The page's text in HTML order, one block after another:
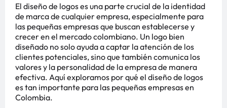
El diseño de logos es una parte crucial de la identidad
de marca de cualquier empresa, especialmente para
las pequeñas empresas que buscan establecerse y
crecer en el mercado colombiano. Un logo bien
diseñado no solo ayuda a captar la atención de los
clientes potenciales, sino que también comunica los
valores y la personalidad de la empresa de manera
efectiva. Aquí exploramos por qué el diseño de logos
es tan importante para las pequeñas empresas en
Colombia.